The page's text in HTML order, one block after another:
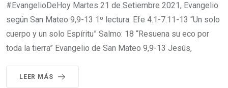
#EvangelioDeHoy​​​​ Martes 21 de Setiembre 2021, Evangelio
según San Mateo 9,9-13 1º lectura: Efe 4.1-7.11-13 “Un solo
cuerpo y un solo Espíritu” Salmo: 18 “Resuena su eco por
toda la tierra” Evangelio de San Mateo 9,9-13 Jesús,
LEER MÁS